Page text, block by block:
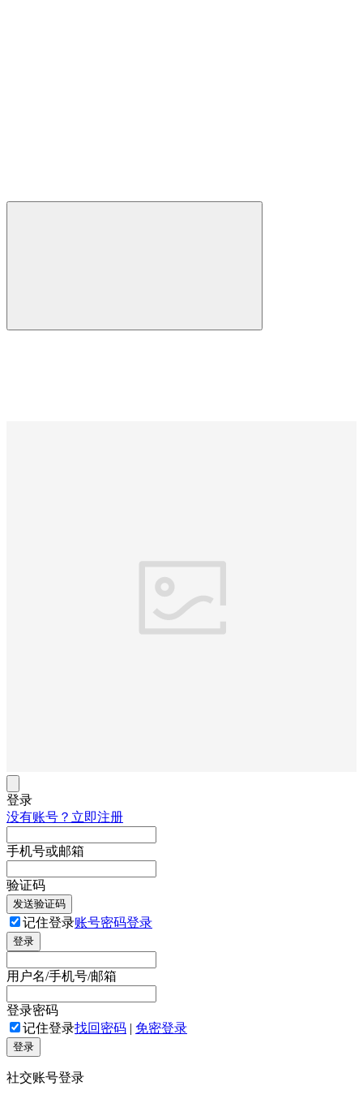
登录
没有账号？立即注册
手机号或邮箱
验证码
发送验证码
记住登录账号密码登录
登录
用户名/手机号/邮箱
登录密码
记住登录找回密码 | 免密登录
登录
社交账号登录